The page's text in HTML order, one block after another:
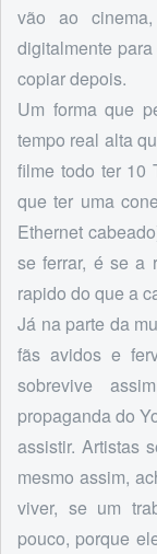
vão ao
digitalmente
copiar depois.
Um forma que
tempo real alta
filme todo ter 10
que ter uma
Ethernet
se ferrar, é se a
rapido do que a
Já na parte da
fãs avidos e
sobrevive
propaganda do
assistir. Artistas
mesmo assim,
viver, se um
pouco, porque